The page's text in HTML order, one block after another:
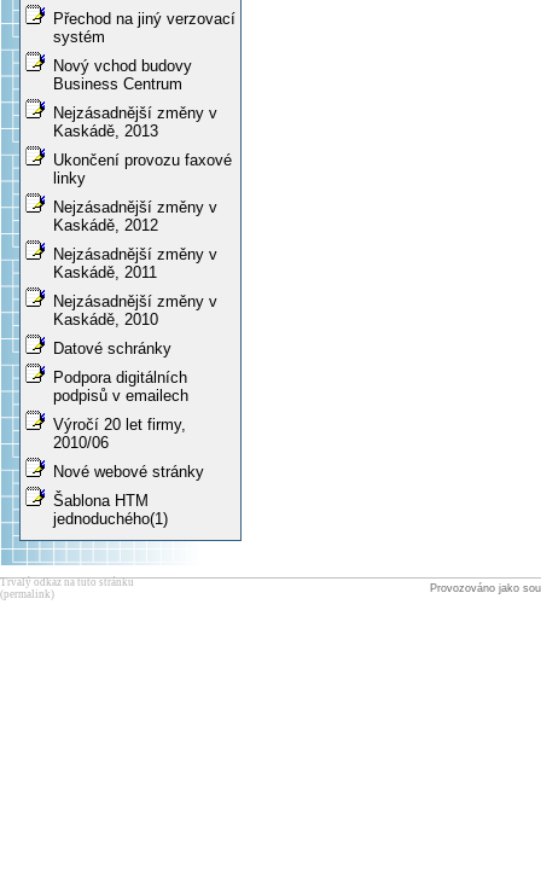
Přechod na jiný verzovací
systém
Nový vchod budovy
Business Centrum
Nejzásadnější změny v
Kaskádě, 2013
Ukončení provozu faxové
linky
Nejzásadnější změny v
Kaskádě, 2012
Nejzásadnější změny v
Kaskádě, 2011
Nejzásadnější změny v
Kaskádě, 2010
Datové schránky
Podpora digitálních
podpisů v emailech
Výročí 20 let firmy,
2010/06
Nové webové stránky
Šablona HTM
jednoduchého(1)
Provozováno jako
Trvalý odkaz na tuto stránku
(permalink)